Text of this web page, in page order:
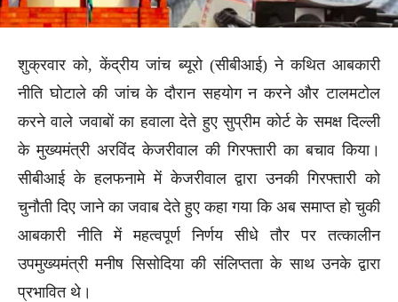
शुक्रवार को, केंद्रीय जांच ब्यूरो (सीबीआई) ने कथित आबकारी
नीति घोटाले की जांच के दौरान सहयोग न करने और टालमटोल
करने वाले जवाबों का हवाला देते हुए सुप्रीम कोर्ट के समक्ष दिल्ली
के मुख्यमंत्री अरविंद केजरीवाल की गिरफ्तारी का बचाव किया।
सीबीआई के हलफनामे में केजरीवाल द्वारा उनकी गिरफ्तारी को
चुनौती दिए जाने का जवाब देते हुए कहा गया कि अब समाप्त हो चुकी
आबकारी नीति में महत्वपूर्ण निर्णय सीधे तौर पर तत्कालीन
उपमुख्यमंत्री मनीष सिसोदिया की संलिप्तता के साथ उनके द्वारा
प्रभावित थे।